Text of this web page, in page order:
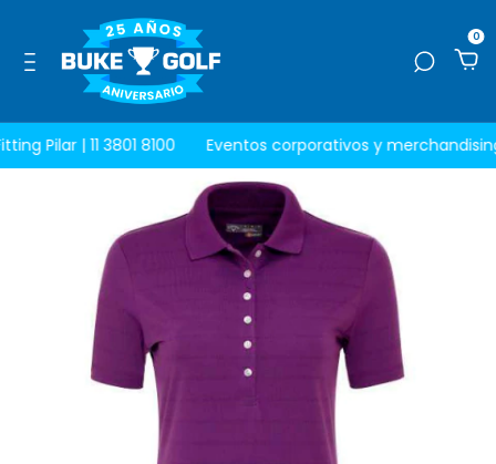
0
Pilar | 11 3801 8100 Eventos corporativos y merchandising